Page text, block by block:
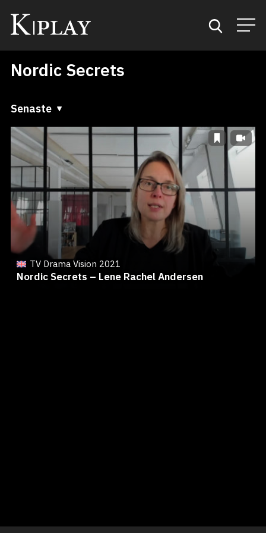
Start
Sök
Kategorier
Mina favoriter
Nordic Secrets
Senaste
Senaste
A till Ö
Ö till A
TV Drama Vision 2021
Nordic Secrets – Lene Rachel Andersen